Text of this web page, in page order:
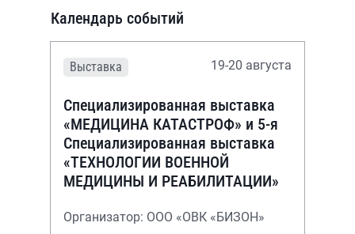
Календарь событий
Выставка 19-20 августа
Специализированная выставка
«МЕДИЦИНА КАТАСТРОФ» и 5-я
Специализированная выставка
«ТЕХНОЛОГИИ ВОЕННОЙ
МЕДИЦИНЫ И РЕАБИЛИТАЦИИ»
Организатор: ООО «ОВК «БИЗОН»